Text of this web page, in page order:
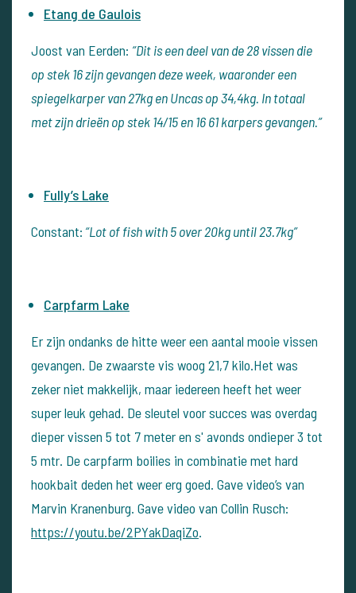
Etang de Gaulois
Joost van Eerden: “Dit is een deel van de 28 vissen die
op stek 16 zijn gevangen deze week, waaronder een
spiegelkarper van 27kg en Uncas op 34,4kg. In totaal
met zijn drieën op stek 14/15 en 16 61 karpers gevangen.”
Fully’s Lake
Constant: “Lot of fish with 5 over 20kg until 23.7kg”
Carpfarm Lake
Er zijn ondanks de hitte weer een aantal mooie vissen
gevangen. De zwaarste vis woog 21,7 kilo.Het was
zeker niet makkelijk, maar iedereen heeft het weer
super leuk gehad. De sleutel voor succes was overdag
dieper vissen 5 tot 7 meter en s' avonds ondieper 3 tot
5 mtr. De carpfarm boilies in combinatie met hard
hookbait deden het weer erg goed. Gave video’s van
Marvin Kranenburg. Gave video van Collin Rusch:
https://youtu.be/2PYakDaqiZo.